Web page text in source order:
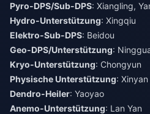
Pyro-DPS/Sub-DPS: Xiangling,
Hydro-Unterstützung: Xingqiu
Elektro-Sub-DPS: Beidou
Geo-DPS/Unterstützung:
Kryo-Unterstützung: Chongyun
Physische Unterstützung: Xinyan
Dendro-Heiler: Yaoyao
Anemo-Unterstützung: Lan Yan